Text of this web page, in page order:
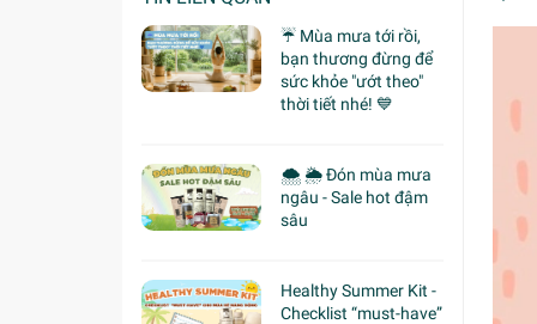
☔ Mùa mưa tới rồi,
bạn thương đừng để
sức khỏe "ướt theo"
thời tiết nhé! 💙
🌨 🌦 Đón mùa mưa
ngâu - Sale hot đậm
sâu
Healthy Summer Kit -
Checklist “must-have”